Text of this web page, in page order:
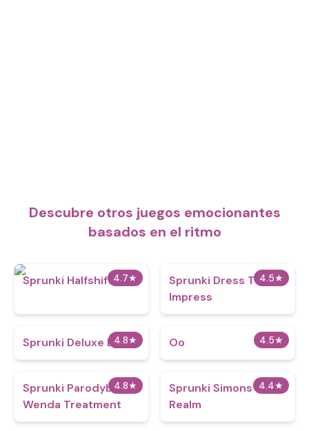
Descubre otros juegos emocionantes
basados en el ritmo
4.7★
Sprunki Halfshifted 4.5★
Sprunki Dress To
Impress
4.8★
Sprunki Deluxe Epic! 4.5★
Oo
4.8★
Sprunki Parodybox
Wenda Treatment
4.4★
Sprunki Simons
Realm